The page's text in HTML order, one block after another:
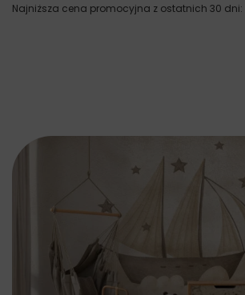
Najniższa cena promocyjna z ostatnich 30 dni: